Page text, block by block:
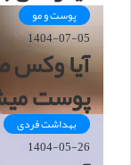
پوست و مو
1404-07-05
آیا
پوست
بهداشت فردی
1404-05-26